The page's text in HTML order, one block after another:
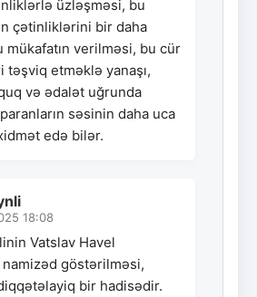
üzləşməsi, bu
çətinliklərini bir daha
mükafatın verilməsi, bu cür
təşviq etməklə yanaşı,
və ədalət uğrunda
səsinin daha uca
edə bilər.
18:08
Vatslav Havel
namizəd göstərilməsi,
bir hadisədir.